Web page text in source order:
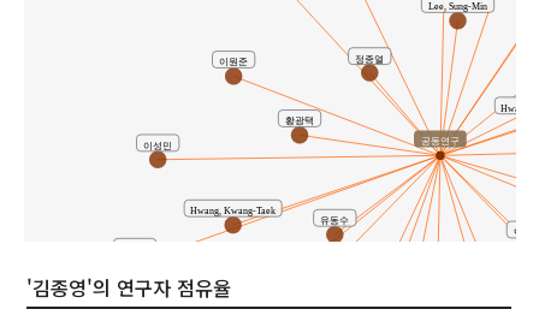
이성민
백승
Hwang, Kwang-Taek
유동수
황광택
Lee, Sung-Min
이원준
Hwang,
정종열
공동연구
'김종영'의 연구자 점유율